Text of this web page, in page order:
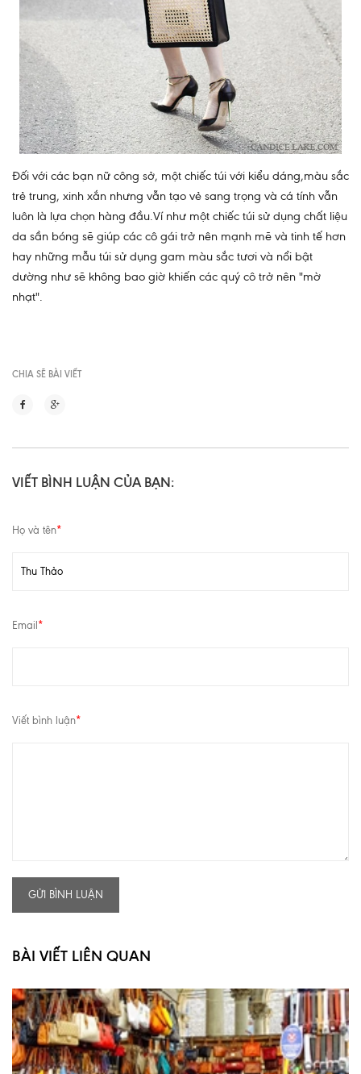
Đối với các bạn nữ công sở, một chiếc túi với kiểu dáng,màu sắc
trẻ trung, xinh xắn nhưng vẫn tạo vẻ sang trọng và cá tính vẫn
luôn là lựa chọn hàng đầu.Ví như một chiếc túi sử dụng chất liệu
da sần bóng sẽ giúp các cô gái trở nên mạnh mẽ và tinh tế hơn
hay những mẫu túi sử dụng gam màu sắc tươi và nổi bật
dường như sẽ không bao giờ khiến các quý cô trở nên "mờ
nhạt".
CHIA SẼ BÀI VIẾT
VIẾT BÌNH LUẬN CỦA BẠN:
Họ và tên*
Email *
Viết bình luận*
GỬI BÌNH LUẬN
BÀI VIẾT LIÊN QUAN